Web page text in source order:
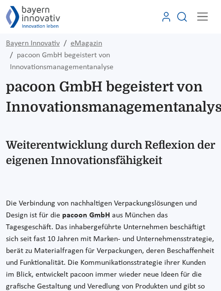
Bayern Innovativ
eMagazin
pacoon GmbH begeistert von
Innovationsmanagementanalyse
pacoon GmbH begeistert von
Weiterentwicklung durch Reflexion der
eigenen Innovationsfähigkeit
Die Verbindung von nachhaltigen Verpackungslösungen und
Design ist für die pacoon GmbH aus München das
Tagesgeschäft. Das inhabergeführte Unternehmen beschäftigt
sich seit fast 10 Jahren mit Marken- und Unternehmensstrategie,
berät zu Materialfragen für Verpackungen, deren Beschaffenheit
und Funktionalität. Die Kommunikationsstrategie ihrer Kunden
im Blick, entwickelt pacoon immer wieder neue Ideen für die
grafische Gestaltung und Veredlung von Produkten und gibt so